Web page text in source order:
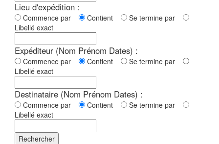
Lieu d'expédition :
Commence par Contient
Se termine par
Libellé exact
Expéditeur (Nom Prénom Dates) :
Commence par Contient
Se termine par
Libellé exact
Destinataire (Nom Prénom Dates) :
Commence par Contient
Se termine par
Libellé exact
Rechercher